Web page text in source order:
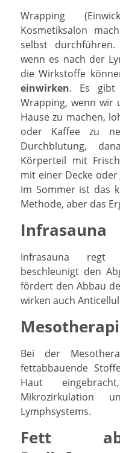
Wrapping
Kosmetiksalon
selbst
wenn es nach der
die Wirkstoffe
einwirken. Es gibt
Wrapping, wenn wir
Hause zu machen,
oder Kaffee zu
Durchblutung,
Körperteil mit
mit einer Decke oder
Im Sommer ist das
Methode, aber das
Infrasauna
Infrasauna regt
beschleunigt den
fördert den Abbau
wirken auch
Bei der
fettabbauende
Haut
Mikrozirkulation
Lymphsystems.
Fett